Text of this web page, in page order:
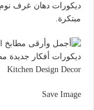
مبتكرة.
Save Image